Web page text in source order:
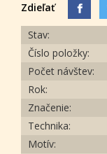
Zdieľať
Stav:
Číslo položky:
Počet návštev:
Rok:
Značenie:
Technika:
Motív: